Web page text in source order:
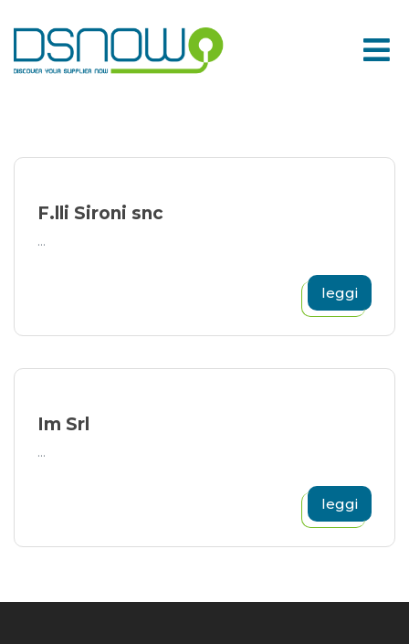
to
content
F.lli Sironi snc
...
leggi
Im Srl
...
leggi